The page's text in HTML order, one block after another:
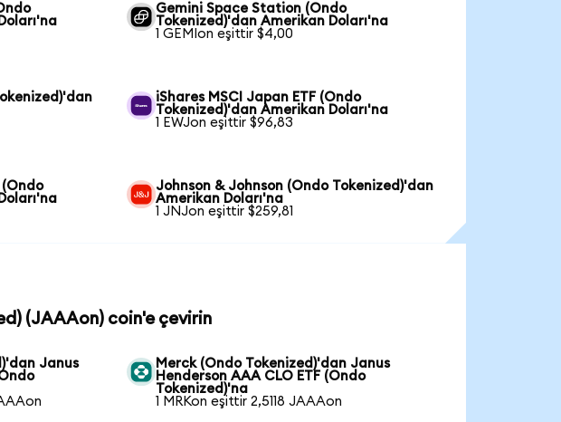
Gemini Space Station (Ondo
Tokenized)'dan Amerikan Doları'na
1 GEMIon eşittir $4,00
iShares MSCI Japan ETF (Ondo
Tokenized)'dan Amerikan Doları'na
1 EWJon eşittir $96,83
(Ondo
Johnson & Johnson (Ondo Tokenized)'dan
Amerikan Doları'na
1 JNJon eşittir $259,81
(JAAAon) coin'e çevirin
Janus
Merck (Ondo Tokenized)'dan Janus
Henderson AAA CLO ETF (Ondo
Tokenized)'na
1 MRKon eşittir 2,5118 JAAAon